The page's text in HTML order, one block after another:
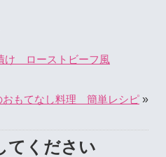
け ローストビーフ風
おもてなし料理 簡単レシピ »
てください